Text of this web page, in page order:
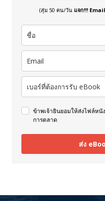
(สุ่ม 50 คน/วัน แจก!!!
ข้าพเจ้ายินยอมให้ส่งไฟล์หนั
การตลาด
ส่ง